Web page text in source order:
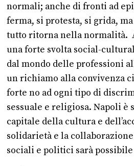
normali; anche di fronti ad
ferma, si protesta, si grida,
tutto ritorna nella normalità.
una forte svolta social-
dal mondo delle professioni
un richiamo alla convivenza
forte no ad ogni tipo di
sessuale e religiosa. Napoli è
capitale della cultura e
solidarietà e la
sociali e politici sarà